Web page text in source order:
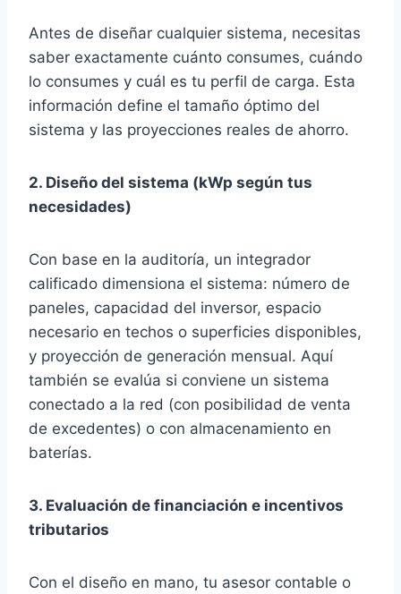
Antes de diseñar cualquier sistema, necesitas
saber exactamente cuánto consumes, cuándo
lo consumes y cuál es tu perfil de carga. Esta
información define el tamaño óptimo del
sistema y las proyecciones reales de ahorro.
2. Diseño del sistema (kWp según tus
necesidades)
Con base en la auditoría, un integrador
calificado dimensiona el sistema: número de
paneles, capacidad del inversor, espacio
necesario en techos o superficies disponibles,
y proyección de generación mensual. Aquí
también se evalúa si conviene un sistema
conectado a la red (con posibilidad de venta
de excedentes) o con almacenamiento en
baterías.
3. Evaluación de financiación e incentivos
tributarios
Con el diseño en mano, tu asesor contable o